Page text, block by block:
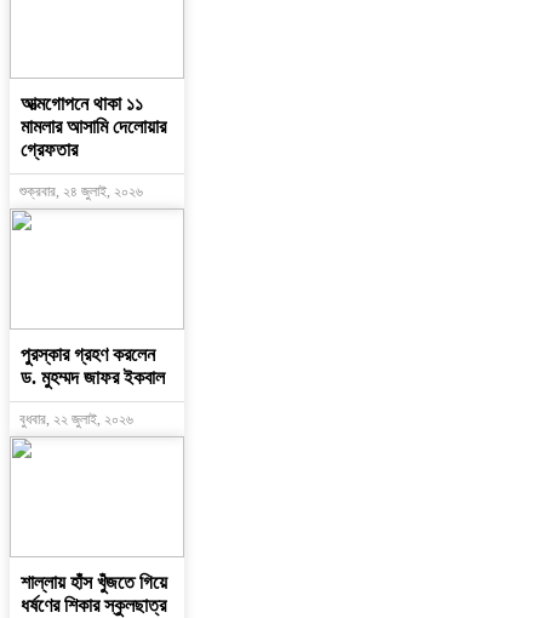
আত্মগোপনে থাকা ১১
মামলার আসামি দেলোয়ার
গ্রেফতার
শুক্রবার, ২৪ জুলাই, ২০২৬
পুরস্কার গ্রহণ করলেন
ড. মুহম্মদ জাফর ইকবাল
বুধবার, ২২ জুলাই, ২০২৬
শাল্লায় হাঁস খুঁজতে গিয়ে
ধর্ষণের শিকার স্কুলছাত্র